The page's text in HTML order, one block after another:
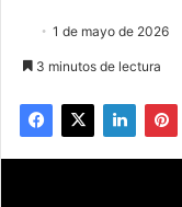
1 de mayo de 2026
3 minutos de lectura